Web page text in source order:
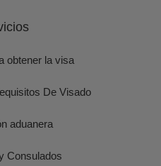
obtener la visa
De Visado
aduanera
Consulados